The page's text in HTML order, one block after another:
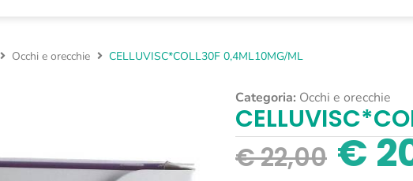
Occhi e orecchie CELLUVISC*COLL30F 0,4ML10MG/ML
Categoria: Occhi e orecchie
€22,00 €